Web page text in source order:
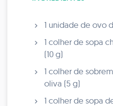
1 unidade de ovo
1 colher de sopa
(10 g)
1 colher de
oliva (5 g)
1 colher de sopa